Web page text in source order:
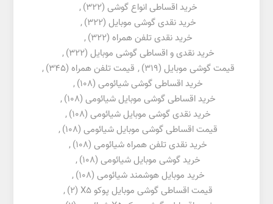
خرید اقساطی انواع گوشی (322)
,
خرید نقدی گوشی موبایل (322)
,
خرید نقدی تلفن همراه (322)
,
خرید نقدی و اقساطی گوشی موبایل (322)
,
قیمت گوشی موبایل (319)
, قیمت تلفن همراه (345)
,
خرید اقساطی گوشی شیائومی (108)
,
خرید اقساطی گوشی موبایل شیائومی (108)
,
خرید نقدی گوشی موبایل شیائومی (108)
,
قیمت اقساطی گوشی موبایل شیائومی (108)
,
خرید نقدی تلفن همراه شیائومی (108)
,
خرید گوشی موبایل شیائومی (108)
,
خرید موبایل هوشمند شیائومی (108)
,
قیمت اقساطی گوشی موبایل پوکو X5
(2)
,